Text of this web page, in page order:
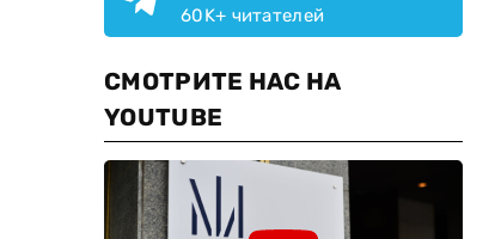
60K+ читателей
СМОТРИТЕ НАС НА
YOUTUBE